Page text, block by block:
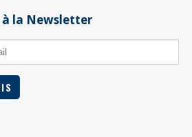
la Newsletter